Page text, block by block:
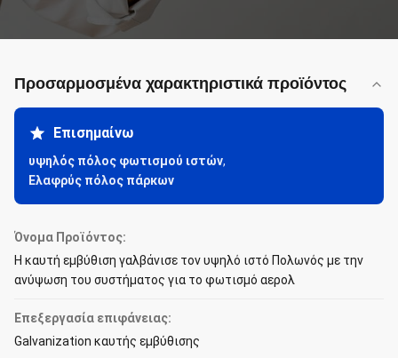
Προσαρμοσμένα χαρακτηριστικά προϊόντος
Επισημαίνω
υψηλός πόλος φωτισμού ιστών,
Ελαφρύς πόλος πάρκων
Όνομα Προϊόντος:
Η καυτή εμβύθιση γαλβάνισε τον υψηλό ιστό Πολωνός με την
ανύψωση του συστήματος για το φωτισμό αερολ
Επεξεργασία επιφάνειας:
Galvanization καυτής εμβύθισης